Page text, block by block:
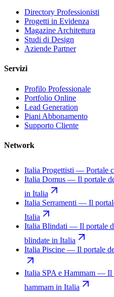
Directory Professionisti
Progetti in Evidenza
Magazine Architettura
Studi di Design
Aziende Partner
Servizi
Profilo Professionale
Portfolio Online
Lead Generation
Piani Abbonamento
Supporto Cliente
Network
Italia Progettisti — Portale
Italia Domus — Il portale
in Italia
Italia Serramenti — Il
Italia
Italia Blindati — Il portale
blindate in Italia
Italia Piscine — Il portale
Italia SPA e Hammam — Il
hammam in Italia